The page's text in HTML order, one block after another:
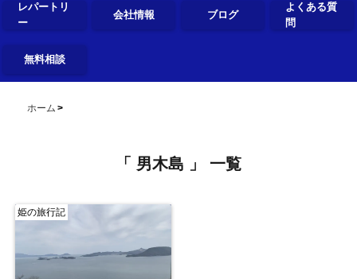
レパートリ
ー
会社情報 ブログ
よくある質
問
無料相談
ホーム
「 男木島 」 一覧
姫の旅行記